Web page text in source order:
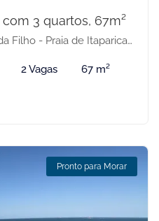
3 quartos, 67m²
Praia de Itaparica, Vila Velha-ES
2 Vagas 67 m²
Pronto para Morar